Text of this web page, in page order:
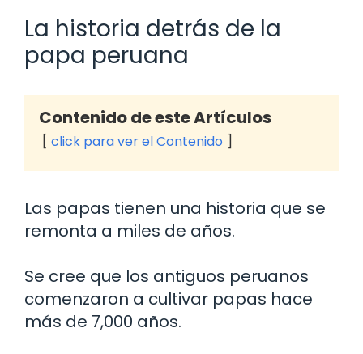
La historia detrás de la
papa peruana
Contenido de este Artículos
click para ver el Contenido
Las papas tienen una historia que se
remonta a miles de años.
Se cree que los antiguos peruanos
comenzaron a cultivar papas hace
más de 7,000 años.